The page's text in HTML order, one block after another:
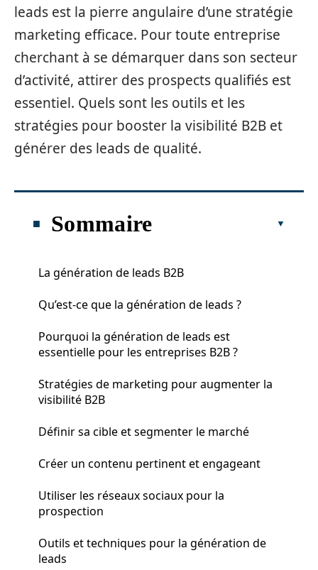
leads est la pierre angulaire d’une stratégie
marketing efficace. Pour toute entreprise
cherchant à se démarquer dans son secteur
d’activité, attirer des prospects qualifiés est
essentiel. Quels sont les outils et les
stratégies pour booster la visibilité B2B et
générer des leads de qualité.
Sommaire
La génération de leads B2B
Qu’est-ce que la génération de leads ?
Pourquoi la génération de leads est
essentielle pour les entreprises B2B ?
Stratégies de marketing pour augmenter la
visibilité B2B
Définir sa cible et segmenter le marché
Créer un contenu pertinent et engageant
Utiliser les réseaux sociaux pour la
prospection
Outils et techniques pour la génération de
leads